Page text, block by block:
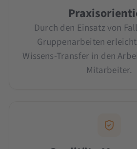
Durch den Einsatz von
Gruppenarbeiten
Wissens-Transfer in den
Mitarbeiter.